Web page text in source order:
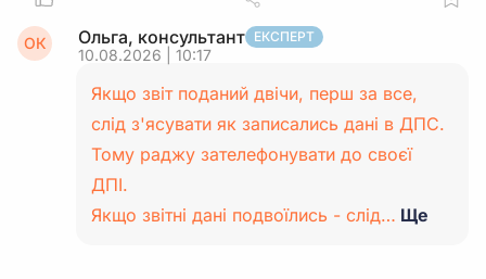
ОК Ольга, консультант ЕКСПЕРТ
10.08.2026 | 10:17
Якщо звіт поданий двічи, перш за все,
слід з'ясувати як записались дані в ДПС.
Тому раджу зателефонувати до своєї
ДПІ.
Якщо звітні дані подвоїлись - слід… Ще